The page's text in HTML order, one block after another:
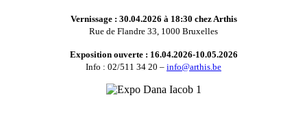
Vernissage : 30.04.2026 à 18:30 chez Arthis
Rue de Flandre 33, 1000 Bruxelles
Exposition ouverte : 16.04.2026-10.05.2026
Info : 02/511 34 20 – info@arthis.be